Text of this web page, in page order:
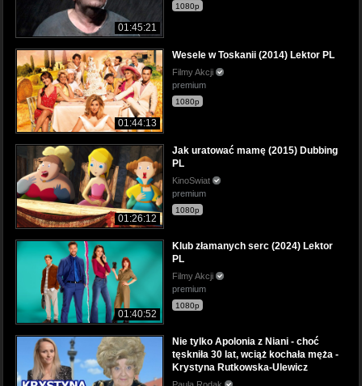
01:45:21
1080p
01:44:13
Wesele w Toskanii (2014) Lektor PL
Filmy Akcji
premium
1080p
01:26:12
Jak uratować mamę (2015) Dubbing
PL
KinoSwiat
premium
1080p
01:40:52
Klub złamanych serc (2024) Lektor
PL
Filmy Akcji
premium
1080p
Nie tylko Apolonia z Niani - choć
tęskniła 30 lat, wciąż kochała męża -
Krystyna Rutkowska-Ulewicz